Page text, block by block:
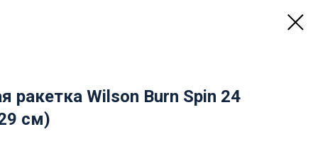
ракетка Wilson Burn Spin 24
см)